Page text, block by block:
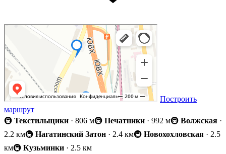
Построить
маршрут
🚇 Текстильщики · 806 м🚇 Печатники · 992 м🚇 Волжская ·
2.2 км🚇 Нагатинский Затон · 2.4 км🚇 Новохохловская · 2.5
км🚇 Кузьминки · 2.5 км